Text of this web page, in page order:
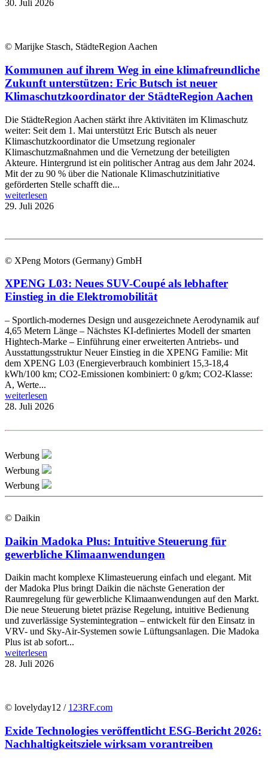
30. Juli 2026
© Marijke Stasch, StädteRegion Aachen
Kommunen auf ihrem Weg in eine klimafreundliche
Zukunft unterstützen: Eric Butsch ist neuer
Klimaschutzkoordinator der StädteRegion Aachen
Die StädteRegion Aachen stärkt ihre Aktivitäten im Klimaschutz
weiter: Seit dem 1. Mai unterstützt Eric Butsch als neuer
Klimaschutzkoordinator die Umsetzung regionaler
Klimaschutzmaßnahmen und die Vernetzung der beteiligten
Akteure. Hintergrund ist ein politischer Antrag aus dem Jahr 2024.
Mit der zu 90 % über die Nationale Klimaschutzinitiative
geförderten Stelle schafft die...
weiterlesen
29. Juli 2026
© XPeng Motors (Germany) GmbH
XPENG L03: Neues SUV-Coupé als lebhafter
Einstieg in die Elektromobilität
– Sportlich-modernes Design und ausgezeichnete Aerodynamik auf
4,65 Metern Länge – Nächstes KI-definiertes Modell der smarten
Hightech-Marke – Einführung einer erweiterten Antriebs- und
Ausstattungsstruktur Neuer Einstieg in die XPENG Familie: Mit
dem XPENG L03 (Energieverbrauch kombiniert 15,3-18,4
kWh/100 km; CO2-Emissionen kombiniert: 0 g/km; CO2-Klasse:
A, Werte...
weiterlesen
28. Juli 2026
Werbung
Werbung
Werbung
© Daikin
Daikin Madoka Plus: Intuitive Steuerung für
gewerbliche Klimaanwendungen
Daikin macht komplexe Klimasteuerung einfach und elegant. Mit
der Madoka Plus bringt Daikin die nächste Generation der
Raumregelung für gewerbliche Klimaanwendungen auf den Markt.
Die neue Steuerung bietet präzise Regelung, intuitive Bedienung
und zuverlässige Systemintegration – entwickelt für den Einsatz in
VRV- und Sky-Air-Systemen sowie Lüftungsanlagen. Die Madoka
Plus ist ab sofort...
weiterlesen
28. Juli 2026
© lovelyday12 / 123RF.com
Exide Technologies veröffentlicht ESG-Bericht 2026:
Nachhaltigkeitsziele wirksam vorantreiben